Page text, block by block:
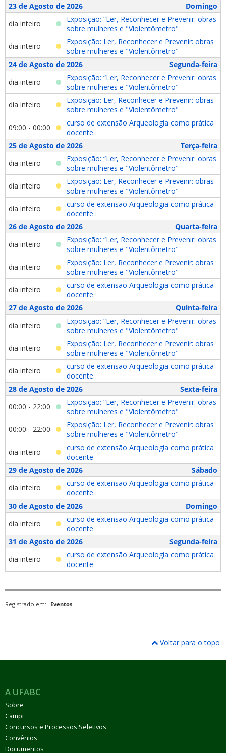
23 de Agosto de 2026
Domingo
dia inteiro
Exposição: “Ler, Reconhecer e Prevenir: obras
sobre mulheres e "Violentômetro"
dia inteiro
Exposição: Ler, Reconhecer e Prevenir: obras
sobre mulheres e "Violentômetro"
24 de Agosto de 2026
Segunda-feira
dia inteiro
Exposição: “Ler, Reconhecer e Prevenir: obras
sobre mulheres e "Violentômetro"
dia inteiro
Exposição: Ler, Reconhecer e Prevenir: obras
sobre mulheres e "Violentômetro"
09:00 - 00:00
curso de extensão Arqueologia como prática
docente
25 de Agosto de 2026
Terça-feira
dia inteiro
Exposição: “Ler, Reconhecer e Prevenir: obras
sobre mulheres e "Violentômetro"
dia inteiro
Exposição: Ler, Reconhecer e Prevenir: obras
sobre mulheres e "Violentômetro"
dia inteiro
curso de extensão Arqueologia como prática
docente
26 de Agosto de 2026
Quarta-feira
dia inteiro
Exposição: “Ler, Reconhecer e Prevenir: obras
sobre mulheres e "Violentômetro"
dia inteiro
Exposição: Ler, Reconhecer e Prevenir: obras
sobre mulheres e "Violentômetro"
dia inteiro
curso de extensão Arqueologia como prática
docente
27 de Agosto de 2026
Quinta-feira
dia inteiro
Exposição: “Ler, Reconhecer e Prevenir: obras
sobre mulheres e "Violentômetro"
dia inteiro
Exposição: Ler, Reconhecer e Prevenir: obras
sobre mulheres e "Violentômetro"
dia inteiro
curso de extensão Arqueologia como prática
docente
28 de Agosto de 2026
Sexta-feira
00:00 - 22:00
Exposição: “Ler, Reconhecer e Prevenir: obras
sobre mulheres e "Violentômetro"
00:00 - 22:00
Exposição: Ler, Reconhecer e Prevenir: obras
sobre mulheres e "Violentômetro"
dia inteiro
curso de extensão Arqueologia como prática
docente
29 de Agosto de 2026
Sábado
dia inteiro
curso de extensão Arqueologia como prática
docente
30 de Agosto de 2026
Domingo
dia inteiro
curso de extensão Arqueologia como prática
docente
31 de Agosto de 2026
Segunda-feira
dia inteiro
curso de extensão Arqueologia como prática
docente
Registrado em: Eventos
Voltar para o topo
A UFABC
Sobre
Campi
Concursos e Processos Seletivos
Convênios
Documentos